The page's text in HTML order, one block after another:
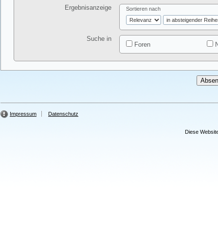
Ergebnisanzeige Sortieren nach
Suche in
Foren
Impressum Datenschutz
Diese